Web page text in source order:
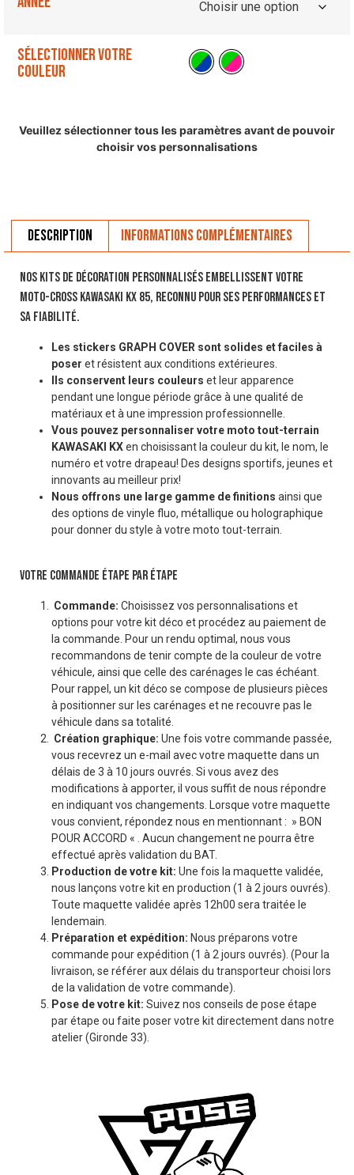
Sélectionner votre
couleur
Veuillez sélectionner tous les paramètres avant de pouvoir
choisir vos personnalisations
Description Informations complémentaires
Nos kits de décoration personnalisés embellissent votre
moto-cross KAWASAKI KX 85, reconnu pour ses performances et
sa fiabilité.
Les stickers GRAPH COVER sont solides et faciles à
poser et résistent aux conditions extérieures.
Ils conservent leurs couleurs et leur apparence
pendant une longue période grâce à une qualité de
matériaux et à une impression professionnelle.
Vous pouvez personnaliser votre moto tout-terrain
KAWASAKI KXen choisissant la couleur du kit, le nom, le
numéro et votre drapeau! Des designs sportifs, jeunes et
innovants au meilleur prix!
Nous offrons une large gamme de finitions ainsi que
des options de vinyle fluo, métallique ou holographique
pour donner du style à votre moto tout-terrain.
VOTRE COMMANDE ÉTAPE PAR ÉTAPE
Commande: Choisissez vos personnalisations et
options pour votre kit déco et procédez au paiement de
la commande. Pour un rendu optimal, nous vous
recommandons de tenir compte de la couleur de votre
véhicule, ainsi que celle des carénages le cas échéant.
Pour rappel, un kit déco se compose de plusieurs pièces
à positionner sur les carénages et ne recouvre pas le
véhicule dans sa totalité.
Création graphique: Une fois votre commande passée,
vous recevrez un e-mail avec votre maquette dans un
délais de 3 à 10 jours ouvrés. Si vous avez des
modifications à apporter, il vous suffit de nous répondre
en indiquant vos changements. Lorsque votre maquette
vous convient, répondez nous en mentionnant : » BON
POUR ACCORD « . Aucun changement ne pourra être
effectué après validation du BAT.
Production de votre kit: Une fois la maquette validée,
nous lançons votre kit en production (1 à 2 jours ouvrés).
Toute maquette validée après 12h00 sera traitée le
lendemain.
Préparation et expédition: Nous préparons votre
commande pour expédition (1 à 2 jours ouvrés). (Pour la
livraison, se référer aux délais du transporteur choisi lors
de la validation de votre commande).
Pose de votre kit: Suivez nos conseils de pose étape
par étape ou faite poser votre kit directement dans notre
atelier (Gironde 33).